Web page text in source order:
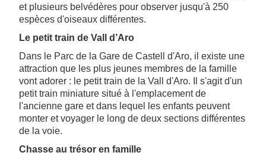
et plusieurs belvédères pour observer jusqu'à 250
espèces d'oiseaux différentes.
Le petit train de Vall d’Aro
Dans le Parc de la Gare de Castell d'Aro, il existe une
attraction que les plus jeunes membres de la famille
vont adorer : le petit train de la Vall d'Aro. Il s'agit d'un
petit train miniature situé à l'emplacement de
l'ancienne gare et dans lequel les enfants peuvent
monter et voyager le long de deux sections différentes
de la voie.
Chasse au trésor en famille